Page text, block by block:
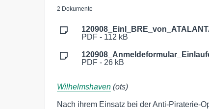
2 Dokumente
PDF - 112 kB
PDF - 26 kB
Wilhelmshaven (ots)
Nach ihrem Einsatz bei der Anti-Piraterie-